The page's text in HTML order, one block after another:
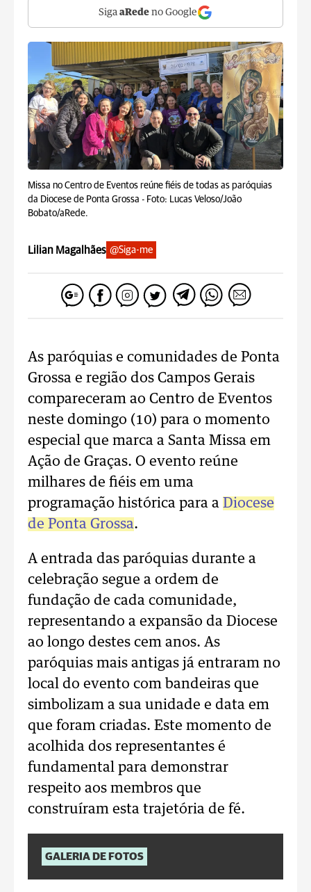
Siga aRede no Google
Missa no Centro de Eventos reúne fiéis de todas as paróquias
da Diocese de Ponta Grossa - Foto: Lucas Veloso/João
Bobato/aRede.
Lilian Magalhães @Siga-me
As paróquias e comunidades de Ponta
Grossa e região dos Campos Gerais
compareceram ao Centro de Eventos
neste domingo (10) para o momento
especial que marca a Santa Missa em
Ação de Graças. O evento reúne
milhares de fiéis em uma
programação histórica para a Diocese
de Ponta Grossa.
A entrada das paróquias durante a
celebração segue a ordem de
fundação de cada comunidade,
representando a expansão da Diocese
ao longo destes cem anos. As
paróquias mais antigas já entraram no
local do evento com bandeiras que
simbolizam a sua unidade e data em
que foram criadas. Este momento de
acolhida dos representantes é
fundamental para demonstrar
respeito aos membros que
construíram esta trajetória de fé.
GALERIA DE FOTOS